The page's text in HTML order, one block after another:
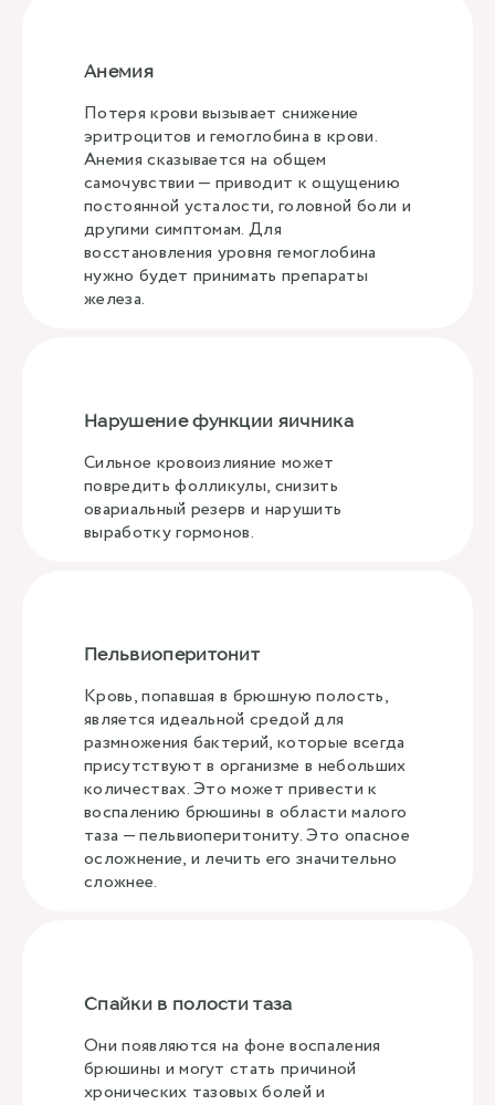
Анемия
Потеря крови вызывает снижение
эритроцитов и гемоглобина в крови.
Анемия сказывается на общем
самочувствии — приводит к ощущению
постоянной усталости, головной боли и
другими симптомам. Для
восстановления уровня гемоглобина
нужно будет принимать препараты
железа.
Нарушение функции яичника
Сильное кровоизлияние может
повредить фолликулы, снизить
овариальный резерв и нарушить
выработку гормонов.
Пельвиоперитонит
Кровь, попавшая в брюшную полость,
является идеальной средой для
размножения бактерий, которые всегда
присутствуют в организме в небольших
количествах. Это может привести к
воспалению брюшины в области малого
таза — пельвиоперитониту. Это опасное
осложнение, и лечить его значительно
сложнее.
Спайки в полости таза
Они появляются на фоне воспаления
брюшины и могут стать причиной
хронических тазовых болей и